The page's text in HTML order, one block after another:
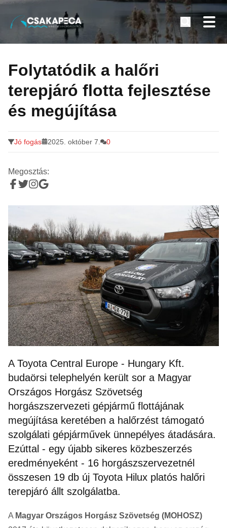
tartalomra
Minden a horgászatról
Folytatódik a halőri
terepjáró flotta fejlesztése
és megújítása
Jó fogás 2025. október 7. 0
Megosztás:
A Toyota Central Europe - Hungary Kft.
budaörsi telephelyén került sor a Magyar
Országos Horgász Szövetség
horgászszervezeti gépjármű flottájának
megújítása keretében a halőrzést támogató
szolgálati gépjárművek ünnepélyes átadására.
Ezúttal - egy újabb sikeres közbeszerzés
eredményeként - 16 horgászszervezetnél
összesen 19 db új Toyota Hilux platós halőri
terepjáró állt szolgálatba.
A Magyar Országos Horgász Szövetség (MOHOSZ)